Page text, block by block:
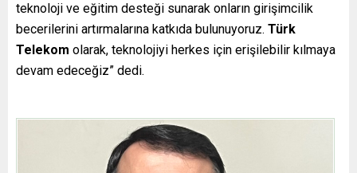
teknoloji ve eğitim desteği sunarak onların girişimcilik
becerilerini artırmalarına katkıda bulunuyoruz. Türk
Telekom olarak, teknolojiyi herkes için erişilebilir kılmaya
devam edeceğiz” dedi.